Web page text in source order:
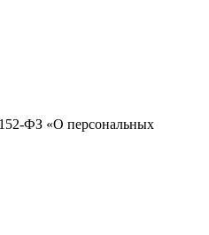
ФЗ «О персональных